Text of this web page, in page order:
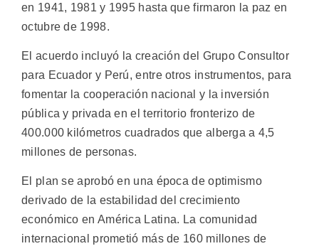
en 1941, 1981 y 1995 hasta que firmaron la paz en
octubre de 1998.
El acuerdo incluyó la creación del Grupo Consultor
para Ecuador y Perú, entre otros instrumentos, para
fomentar la cooperación nacional y la inversión
pública y privada en el territorio fronterizo de
400.000 kilómetros cuadrados que alberga a 4,5
millones de personas.
El plan se aprobó en una época de optimismo
derivado de la estabilidad del crecimiento
económico en América Latina. La comunidad
internacional prometió más de 160 millones de